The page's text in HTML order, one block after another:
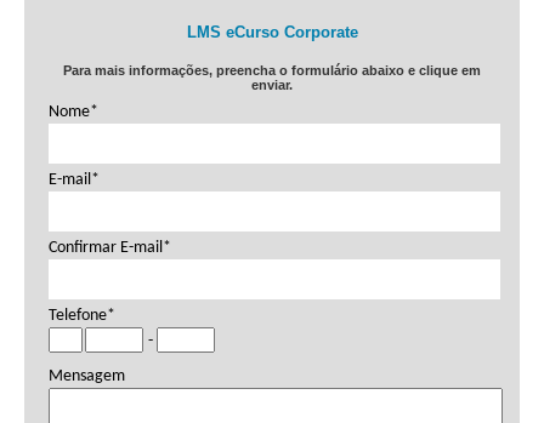
LMS eCurso Corporate
Para mais informações, preencha o formulário abaixo e clique em
enviar.
Nome*
E-mail*
Confirmar E-mail*
Telefone*
-
Mensagem